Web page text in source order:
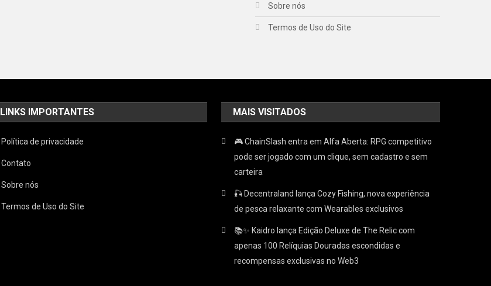
Sobre nós
Termos de Uso do Site
LINKS IMPORTANTES
Política de privacidade
Contato
Sobre nós
Termos de Uso do Site
MAIS VISITADOS
🎮 ChainSlash entra em Alfa Aberta: RPG competitivo
pode ser jogado com um clique, sem cadastro e sem
carteira
🎣 Decentraland lança Cozy Fishing, nova experiência
de pesca relaxante com Wearables exclusivos
📚✨ Kaidro lança Edição Deluxe de The Relic com
apenas 100 Relíquias Douradas escondidas e
recompensas exclusivas no Web3